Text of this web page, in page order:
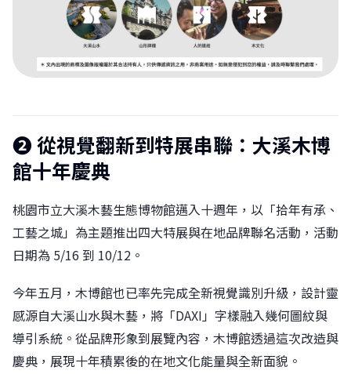
❷從視覺翻新到特展串聯：大溪木博
館十年慶典
桃園市立大溪木藝生態博物館邁入十週年，以「拾年有承、
工藝之城」為主題推出四大特展與在地品牌聯名活動，活動
日期為 5/16 到 10/12。
今年五月，木博館也已率先完成全新視覺識別升級，設計靈
感源自大溪山水與木藝，將「DAXI」字樣融入幾何圖紋與
導引系統。從品牌形象到展覽內容，木博館透過這次改造與
慶典，展現十年積累後的在地文化能量與全新面貌。